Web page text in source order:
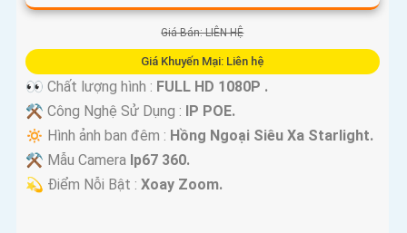
Giá Bán: LIÊN HỆ
Giá Khuyến Mại: Liên hệ
️
👀 Chất lượng hình : FULL HD 1080P .
⚒ Công Nghệ Sử Dụng :
IP POE.
🔅 Hình ảnh ban đêm : Hồng Ngoại Siêu Xa Starlight.
⚒ Mẫu Camera Ip67 360.
️💫 Điểm Nỗi Bật : Xoay Zoom.